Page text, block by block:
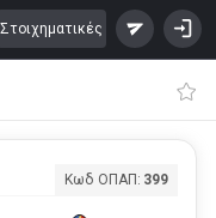
Στοιχηματικές
Κωδ ΟΠΑΠ: 399